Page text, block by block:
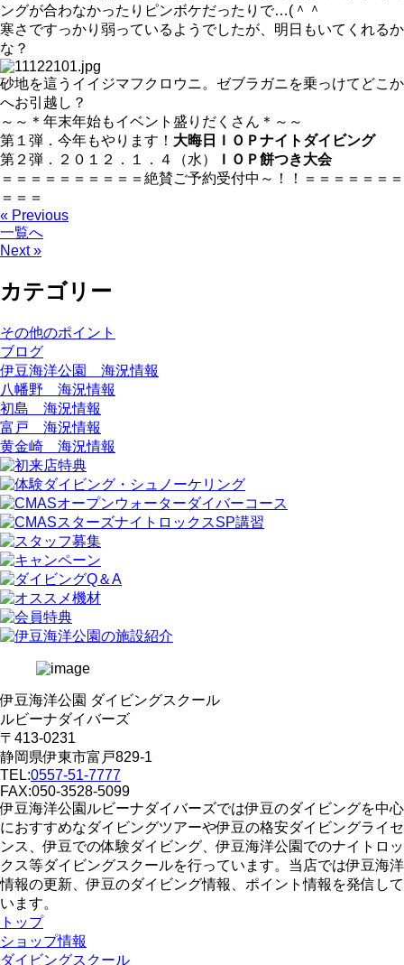
ングが合わなかったりピンボケだったりで…(＾＾ゞ
寒さですっかり弱っているようでしたが、明日もいてくれるか
な？
砂地を這うイイジマフクロウニ。ゼブラガニを乗っけてどこか
へお引越し？
～～＊年末年始もイベント盛りだくさん＊～～
第１弾．今年もやります！ 大晦日ＩＯＰナイトダイビング
第２弾．２０１２．１．４（水）
ＩＯＰ餅つき大会
＝＝＝＝＝＝＝＝＝＝絶賛ご予約受付中～！！＝＝＝＝＝＝＝
＝＝＝
« Previous
一覧へ
Next »
カテゴリー
その他のポイント
ブログ
伊豆海洋公園 海況情報
八幡野 海況情報
初島 海況情報
富戸 海況情報
黄金崎 海況情報
伊豆海洋公園 ダイビングスクール
ルビーナダイバーズ
〒413-0231
静岡県伊東市富戸829-1
TEL:0557-51-7777
FAX:050-3528-5099
伊豆海洋公園ルビーナダイバーズでは伊豆のダイビングを中心
におすすめなダイビングツアーや伊豆の格安ダイビングライセ
ンス、伊豆での体験ダイビング、伊豆海洋公園でのナイトロッ
クス等ダイビングスクールを行っています。当店では伊豆海洋
情報の更新、伊豆のダイビング情報、ポイント情報を発信して
います。
トップ
ショップ情報
ダイビングスクール